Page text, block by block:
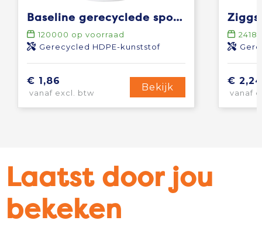
Baseline gerecyclede sportfles van 500 ml
120000 op voorraad
Gerecycled HDPE-kunststof
€ 1,86
vanaf excl. btw
Bekijk
24183
€ 2,24
vanaf
Laatst door jou
bekeken